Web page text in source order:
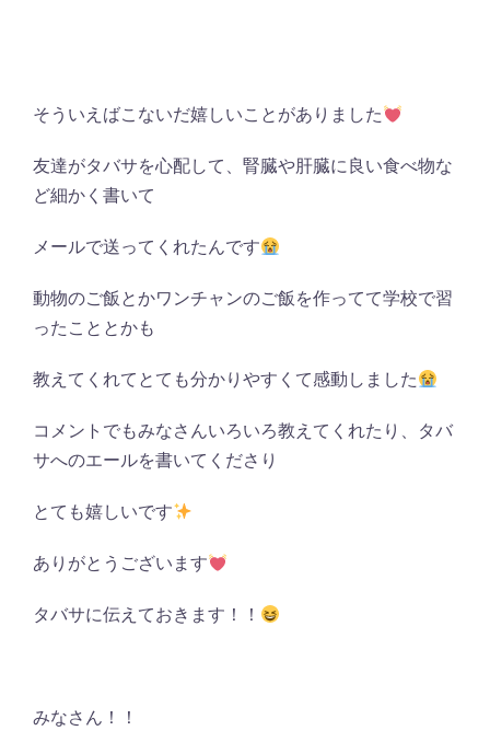
そういえばこないだ嬉しいことがありました
友達がタバサを心配して、腎臓や肝臓に良い食べ物な
ど細かく書いて
メールで送ってくれたんです
動物のご飯とかワンチャンのご飯を作ってて学校で習
ったこととかも
教えてくれてとても分かりやすくて感動しました
コメントでもみなさんいろいろ教えてくれたり、タバ
サへのエールを書いてくださり
とても嬉しいです
ありがとうございます
タバサに伝えておきます！！
みなさん！！